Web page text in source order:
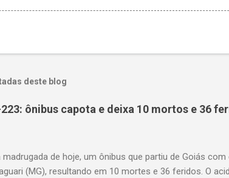
deste blog
ônibus capota e deixa 10 mortos e 36
madrugada de hoje, um ônibus que partiu de Goiás
(MG), resultando em 10 mortes e 36 feridos. O